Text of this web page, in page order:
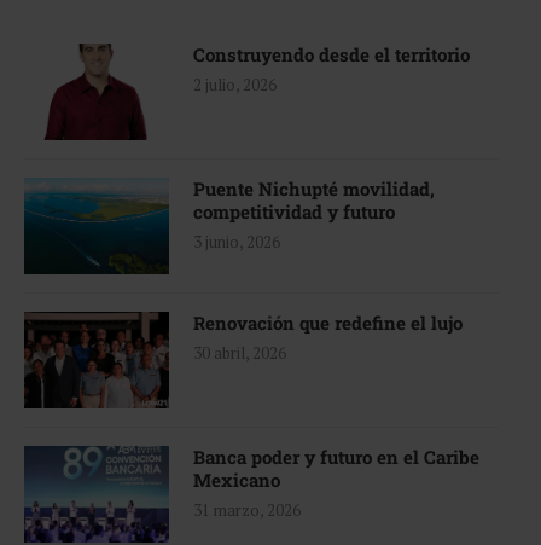
Construyendo desde el territorio
2 julio, 2026
Puente Nichupté movilidad,
competitividad y futuro
3 junio, 2026
Renovación que redefine el lujo
30 abril, 2026
Banca poder y futuro en el Caribe
Mexicano
31 marzo, 2026